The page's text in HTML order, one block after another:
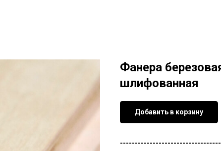
Фанера
шлифованная
Добавить в корзину